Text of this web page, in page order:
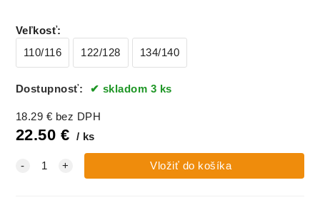
Veľkosť:
110/116
122/128 134/140
Dostupnosť: skladom 3 ks
18.29 € bez DPH
22.50 € ks